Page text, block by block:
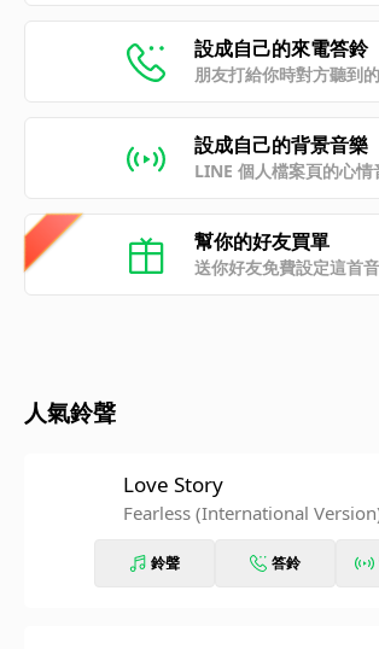
設成自己的來電答鈴
朋友打給你時對方聽到
設成自己的背景音樂
LINE 個人檔案頁的心情
幫你的好友買單
送你好友免費設定這首
人氣鈴聲
Love Story
Fearless (International
鈴聲 答鈴